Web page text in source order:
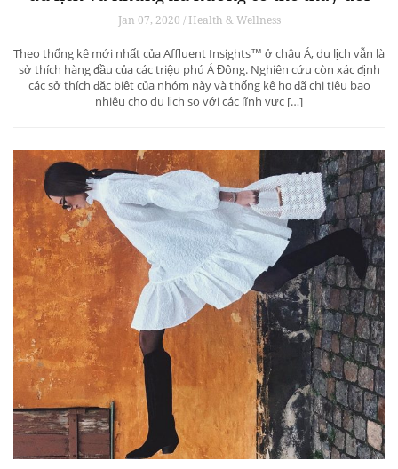
ngành du lịch thượng lưu
Jan 07, 2020 / Health & Wellness
Theo thống kê mới nhất của Affluent Insights™ ở châu Á, du lịch vẫn là
sở thích hàng đầu của các triệu phú Á Đông. Nghiên cứu còn xác định
các sở thích đặc biệt của nhóm này và thống kê họ đã chi tiêu bao
nhiêu cho du lịch so với các lĩnh vực […]